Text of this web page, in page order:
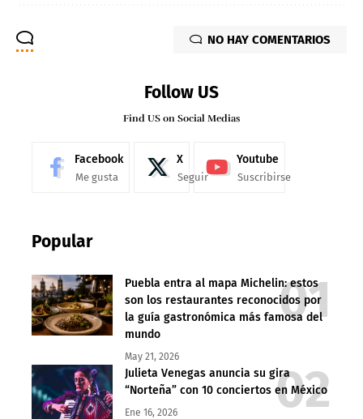
NO HAY COMENTARIOS
Follow US
Find US on Social Medias
Facebook
Me gusta
X
Seguir
Youtube
Suscribirse
Popular
Puebla entra al mapa Michelin: estos
son los restaurantes reconocidos por
la guía gastronómica más famosa del
mundo
May 21, 2026
Julieta Venegas anuncia su gira
“Norteña” con 10 conciertos en México
Ene 16, 2026